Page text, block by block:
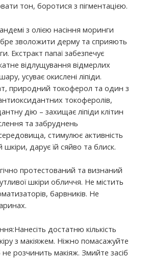
тон, боротися з пігментацією.
з олією насіння моринги
зволожити дерму та сприяють
Екстракт папаї забезпечує
відлущування відмерлих
усуває окислені ліпіди.
природний токоферол та один з
токоферолів,
дію – захищає ліпіди клітин
та забруднень
стимулює активність
шкіри, дарує їй сяйво та блиск.
протестований та визнаний
​​шкіри обличчя. Не містить
барвників. Не
достатню кількість
з макіяжем. Ніжно помасажуйте
не розчинить макіяж. Змийте засіб